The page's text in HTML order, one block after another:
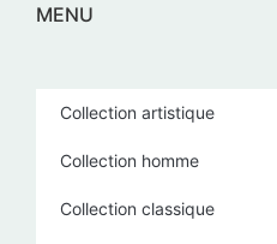
MENU
Collection artistique
Collection homme
Collection classique